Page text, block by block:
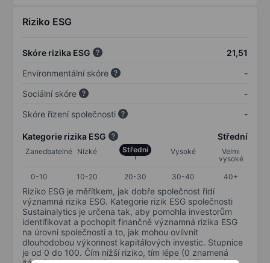
Riziko ESG
Skóre rizika ESG
21,51
Environmentální skóre
-
Sociální skóre
-
Skóre řízení společnosti
-
Kategorie rizika ESG Střední
Zanedbatelné Nízké Střední Vysoké
Velmi
vysoké
0-10
10-20 20-30 30-40 40+
Riziko ESG je měřítkem, jak dobře společnost řídí
významná rizika ESG. Kategorie rizik ESG společnosti
Sustainalytics je určena tak, aby pomohla investorům
identifikovat a pochopit finančně významná rizika ESG
na úrovni společnosti a to, jak mohou ovlivnit
dlouhodobou výkonnost kapitálových investic. Stupnice
je od 0 do 100. Čím nižší riziko, tím lépe (0 znamená